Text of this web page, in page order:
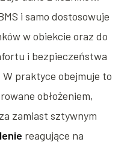
i samo dostosowuje
w obiekcie oraz do
i bezpieczeństwa
praktyce obejmuje to
obłożeniem,
zamiast sztywnym
reagujące na